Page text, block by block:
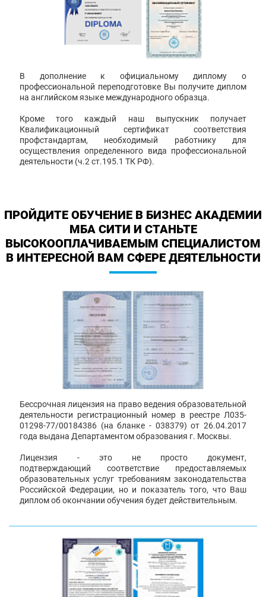
В дополнение к официальному диплому о
профессиональной переподготовке Вы получите диплом
на английском языке международного образца.
Кроме того каждый наш выпускник получает
Квалификационный сертификат соответствия
профстандартам, необходимый работнику для
осуществления определенного вида профессиональной
деятельности (ч.2 ст.195.1 ТК РФ).
ПРОЙДИТЕ ОБУЧЕНИЕ В БИЗНЕС АКАДЕМИИ
МБА СИТИ И СТАНЬТЕ
ВЫСОКООПЛАЧИВАЕМЫМ СПЕЦИАЛИСТОМ
В ИНТЕРЕСНОЙ ВАМ СФЕРЕ ДЕЯТЕЛЬНОСТИ
Бессрочная лицензия на право ведения образовательной
деятельности регистрационный номер в реестре Л035-
01298-77/00184386 (на бланке - 038379) от 26.04.2017
года выдана Департаментом образования г. Москвы.
Лицензия - это не просто документ,
подтверждающий соответствие предоставляемых
образовательных услуг требованиям законодательства
Российской Федерации, но и показатель того, что Ваш
диплом об окончании обучения будет действительным.